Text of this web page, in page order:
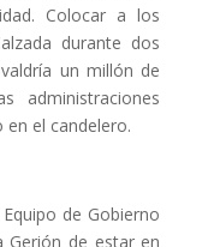
Colocar a los
durante dos
un millón de
administraciones
en el candelero.
de Gobierno
Gerión de estar en